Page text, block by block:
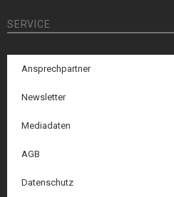
SERVICE
Ansprechpartner
Newsletter
Mediadaten
AGB
Datenschutz